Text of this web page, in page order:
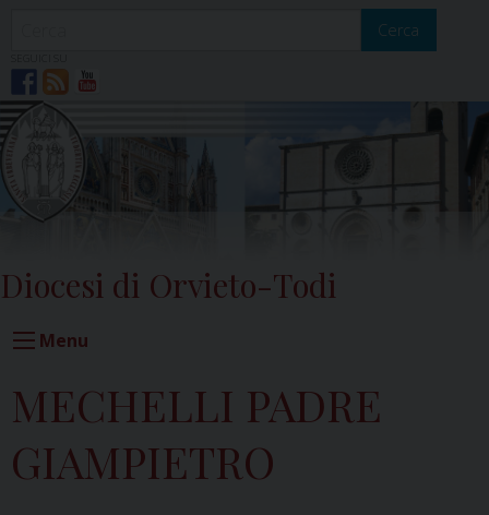
Cerca
Diocesi di Orvieto-Todi
Menu
MECHELLI PADRE
GIAMPIETRO